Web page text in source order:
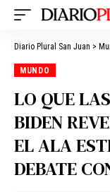
Diario Plural San Juan >
MUNDO
LO QUE
BIDEN
EL ALA
DEBATE